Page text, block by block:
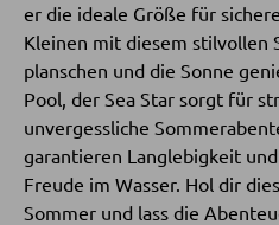
Fernsehsessel
HOCKER
Sitzhocker
Barhocker
er die ideale Größe für
Kleinen mit diesem stilvollen
planschen und die Sonne
Pool, der Sea Star sorgt für
unvergessliche
garantieren Langlebigkeit
Freude im Wasser. Hol dir
Sommer und lass die